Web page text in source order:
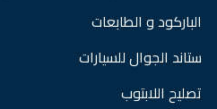
الباركود و الطابعات
ستاند الجوال للسيارات
تصليح اللابتوب